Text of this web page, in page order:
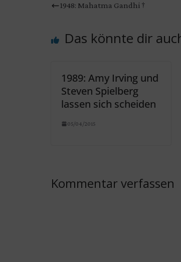
1948: Mahatma Gandhi †
Das könnte dir
1989: Amy Irving und
Steven Spielberg
lassen sich scheiden
05/04/2015
Kommentar verfassen